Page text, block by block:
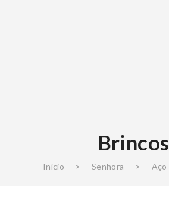
Brincos
Início > Senhora > Aço